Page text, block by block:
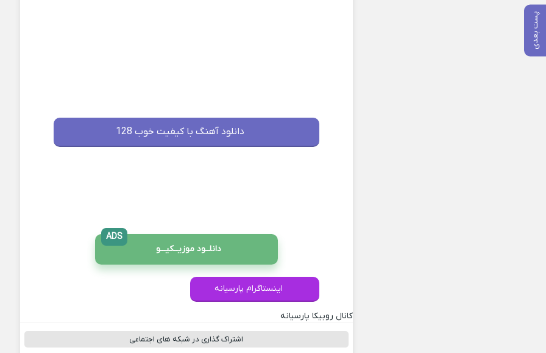
پست بعدی
دانلود آهنگ با کیفیت خوب 128
دانلــود موزیــکیـــو
ADS
اینستاگرام پارسیانه
کانال روبیکا پارسیانه
اشتراک گذاری در شبکه های اجتماعی